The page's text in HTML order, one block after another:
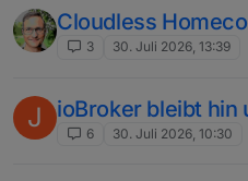
Cloudless
3 30. Juli 2026, 13:39
J ioBroker bleibt hin
6 30. Juli 2026, 10:30